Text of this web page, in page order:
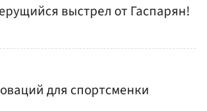
выстрел от Гаспарян!
для спортсменки